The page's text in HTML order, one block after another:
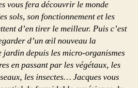
vous fera découvrir le monde
sols, son fonctionnement et les
d’en tirer le meilleur. Puis c’est
d’un œil nouveau la
depuis les micro-organismes
en passant par les végétaux, les
les insectes… Jacques vous